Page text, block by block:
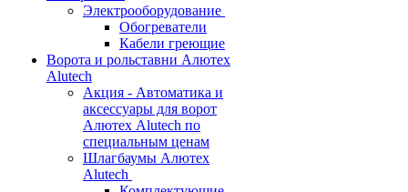
Электрооборудование
Обогреватели
Кабели греющие
Ворота и рольставни Алютех
Alutech
Акция - Автоматика и
аксессуары для ворот
Алютех Alutech по
специальным ценам
Шлагбаумы Алютех
Alutech